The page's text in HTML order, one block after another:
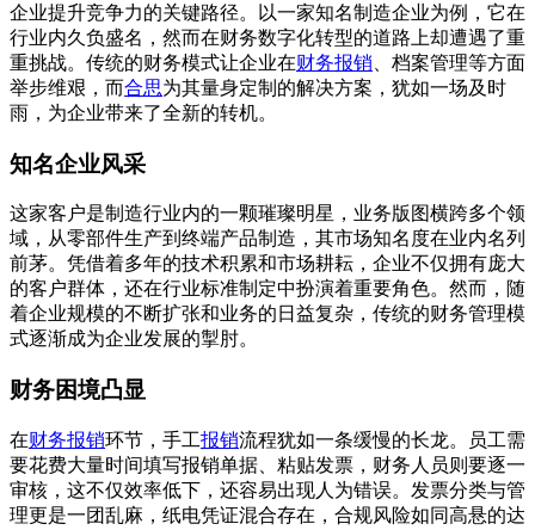
企业提升竞争力的关键路径。以一家知名制造企业为例，它在
行业内久负盛名，然而在财务数字化转型的道路上却遭遇了重
重挑战。传统的财务模式让企业在财务报销 、档案管理等方面
举步维艰，而合思为其量身定制的解决方案，犹如一场及时
雨，为企业带来了全新的转机。
知名企业风采
这家客户是制造行业内的一颗璀璨明星，业务版图横跨多个领
域，从零部件生产到终端产品制造，其市场知名度在业内名列
前茅。凭借着多年的技术积累和市场耕耘，企业不仅拥有庞大
的客户群体，还在行业标准制定中扮演着重要角色。然而，随
着企业规模的不断扩张和业务的日益复杂，传统的财务管理模
式逐渐成为企业发展的掣肘。
财务困境凸显
在财务报销环节，手工报销流程犹如一条缓慢的长龙。员工需
要花费大量时间填写报销单据、粘贴发票，财务人员则要逐一
审核，这不仅效率低下，还容易出现人为错误。发票分类与管
理更是一团乱麻，纸电凭证混合存在，合规风险如同高悬的达